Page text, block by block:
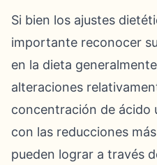
Si bien los ajustes
importante reconocer
en la dieta
alteraciones
concentración de ácido
con las reducciones
pueden lograr a través